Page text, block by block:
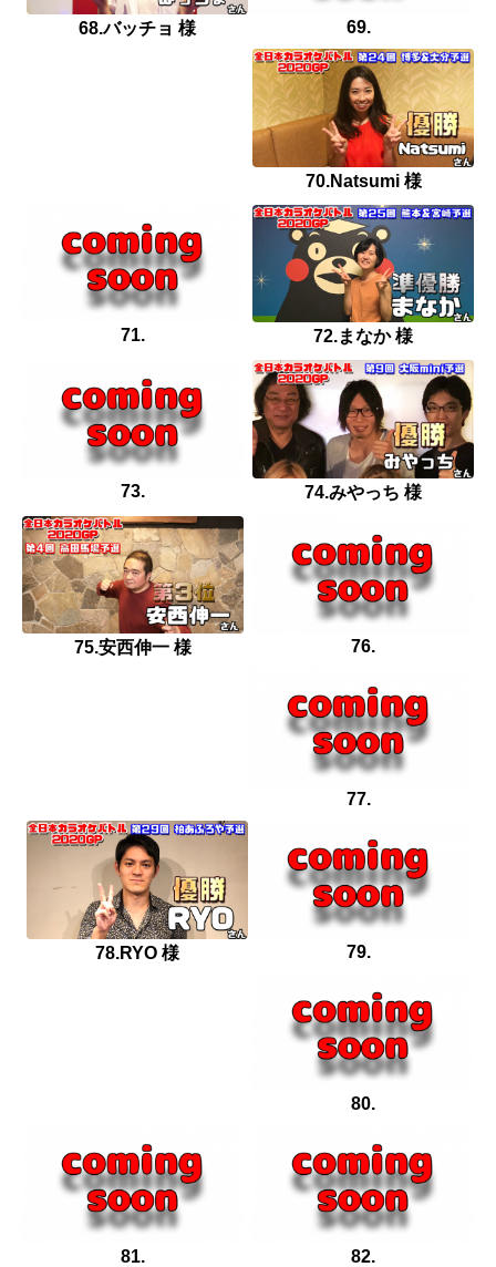
68.バッチョ 様 69.
70.Natsumi 様
71. 72.まなか 様
73. 74.みやっち 様
75.安西伸一 様 76.
77.
78.RYO 様 79.
80.
81. 82.